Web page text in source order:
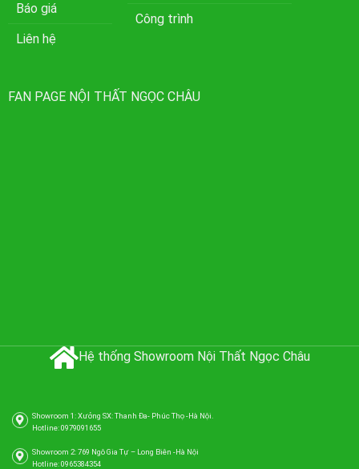
Báo giá
Liên hệ
Công trình
FAN PAGE NỘI THẤT NGỌC CHÂU
Hệ thống Showroom Nội Thất Ngọc Châu
Showroom 1: Xưởng SX: Thanh Đa- Phúc Thọ -Hà Nội.
Hotline: 0979091655
Showroom 2: 769 Ngô Gia Tự – Long Biên -Hà Nội
Hotline: 0965384354